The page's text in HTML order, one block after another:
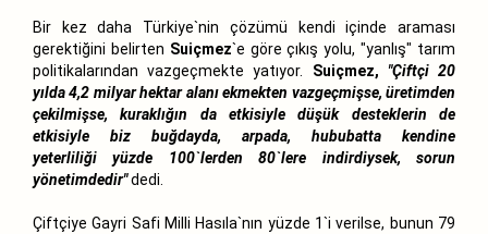
Bir kez daha Türkiye`nin çözümü kendi içinde araması
gerektiğini belirten Suiçmez`e göre çıkış yolu, "yanlış" tarım
politikalarından vazgeçmekte yatıyor.
Suiçmez, "Çiftçi 20
yılda 4,2 milyar hektar alanı ekmekten vazgeçmişse, üretimden
çekilmişse, kuraklığın da etkisiyle düşük desteklerin de
etkisiyle biz buğdayda, arpada, hububatta kendine
yeterliliği yüzde 100`lerden 80`lere indirdiysek, sorun
yönetimdedir"dedi.
Çiftçiye Gayri Safi Milli Hasıla`nın yüzde 1`i verilse, bunun 79